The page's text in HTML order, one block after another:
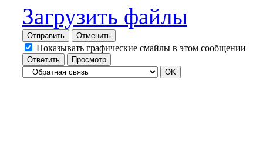
Загрузить файлы
Отправить Отменить
Показывать графические смайлы в этом сообщении